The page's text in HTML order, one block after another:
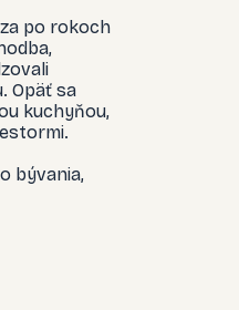
po rokoch
Opäť sa
kuchyňou,
bývania,